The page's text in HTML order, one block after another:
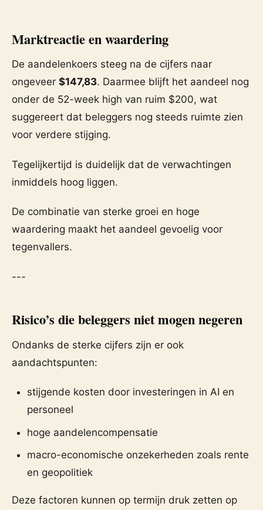
Marktreactie en waardering
De aandelenkoers steeg na de cijfers naar
ongeveer $147,83. Daarmee blijft het aandeel nog
onder de 52-week high van ruim $200, wat
suggereert dat beleggers nog steeds ruimte zien
voor verdere stijging.
Tegelijkertijd is duidelijk dat de verwachtingen
inmiddels hoog liggen.
De combinatie van sterke groei en hoge
waardering maakt het aandeel gevoelig voor
tegenvallers.
---
Risico’s die beleggers niet mogen negeren
Ondanks de sterke cijfers zijn er ook
aandachtspunten:
stijgende kosten door investeringen in AI en
personeel
hoge aandelencompensatie
macro-economische onzekerheden zoals rente
en geopolitiek
Deze factoren kunnen op termijn druk zetten op